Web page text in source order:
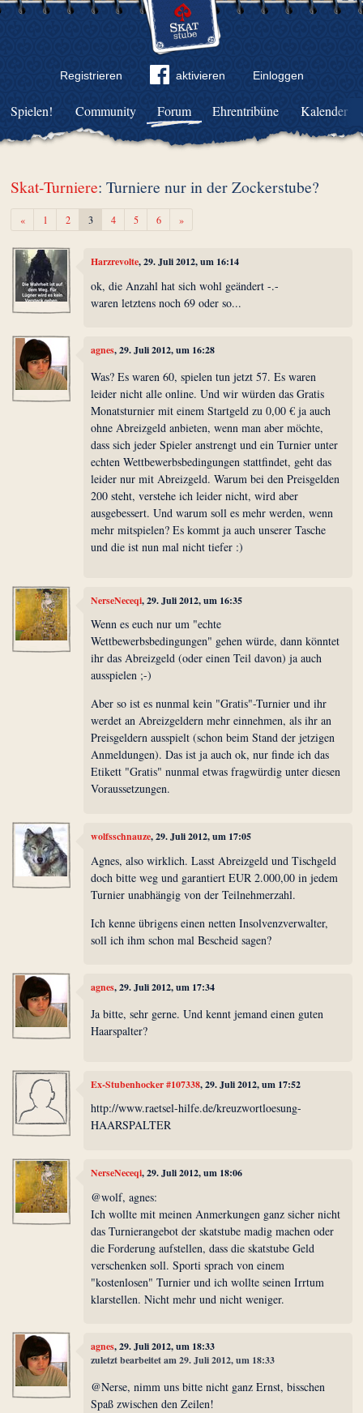
Registrieren aktivieren Einloggen
Community Forum Ehrentribüne Kalender
Spielen!
Skat-Turniere: Turniere nur in der Zockerstube?
«Zurück1 2 3 4 5 6 »Weiter
Harzrevolte, 29. Juli 2012, um 16:14
ok, die Anzahl hat sich wohl geändert -.-
waren letztens noch 69 oder so...
agnes, 29. Juli 2012, um 16:28
Was? Es waren 60, spielen tun jetzt 57. Es waren
leider nicht alle online. Und wir würden das Gratis
Monatsturnier mit einem Startgeld zu 0,00 € ja auch
ohne Abreizgeld anbieten, wenn man aber möchte,
dass sich jeder Spieler anstrengt und ein Turnier unter
echten Wettbewerbsbedingungen stattfindet, geht das
leider nur mit Abreizgeld. Warum bei den Preisgelden
200 steht, verstehe ich leider nicht, wird aber
ausgebessert. Und warum soll es mehr werden, wenn
mehr mitspielen? Es kommt ja auch unserer Tasche
und die ist nun mal nicht tiefer :)
NerseNeceqi, 29. Juli 2012, um 16:35
Wenn es euch nur um "echte
Wettbewerbsbedingungen" gehen würde, dann könntet
ihr das Abreizgeld (oder einen Teil davon) ja auch
ausspielen ;-)
Aber so ist es nunmal kein "Gratis"-Turnier und ihr
werdet an Abreizgeldern mehr einnehmen, als ihr an
Preisgeldern ausspielt (schon beim Stand der jetzigen
Anmeldungen). Das ist ja auch ok, nur finde ich das
Etikett "Gratis" nunmal etwas fragwürdig unter diesen
Voraussetzungen.
wolfsschnauze, 29. Juli 2012, um 17:05
Agnes, also wirklich. Lasst Abreizgeld und Tischgeld
doch bitte weg und garantiert EUR 2.000,00 in jedem
Turnier unabhängig von der Teilnehmerzahl.
Ich kenne übrigens einen netten Insolvenzverwalter,
soll ich ihm schon mal Bescheid sagen?
agnes, 29. Juli 2012, um 17:34
Ja bitte, sehr gerne. Und kennt jemand einen guten
Haarspalter?
Ex-Stubenhocker #107338, 29. Juli 2012, um 17:52
http://www.raetsel-hilfe.de/kreuzwortloesung-
HAARSPALTER
NerseNeceqi, 29. Juli 2012, um 18:06
@wolf, agnes:
Ich wollte mit meinen Anmerkungen ganz sicher nicht
das Turnierangebot der skatstube madig machen oder
die Forderung aufstellen, dass die skatstube Geld
verschenken soll. Sporti sprach von einem
"kostenlosen" Turnier und ich wollte seinen Irrtum
klarstellen. Nicht mehr und nicht weniger.
agnes, 29. Juli 2012, um 18:33
zuletzt bearbeitet am 29. Juli 2012, um 18:33
@Nerse, nimm uns bitte nicht ganz Ernst, bisschen
Spaß zwischen den Zeilen!